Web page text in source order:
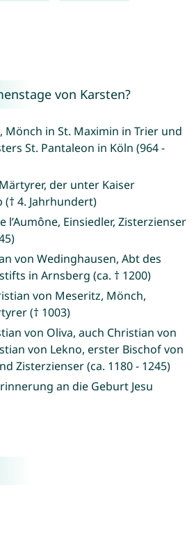
von Karsten?
Mönch in St. Maximin in Trier und
St. Pantaleon in Köln (964 -
der unter Kaiser
4. Jahrhundert)
l’Aumône, Einsiedler, Zisterzienser
von Wedinghausen, Abt des
in Arnsberg (ca. † 1200)
von Meseritz, Mönch,
(† 1003)
von Oliva, auch Christian von
von Lekno, erster Bischof von
Zisterzienser (ca. 1180 - 1245)
an die Geburt Jesu